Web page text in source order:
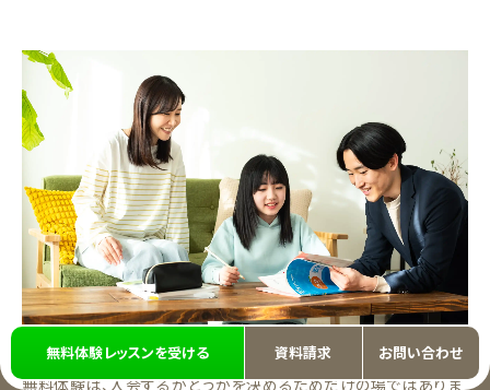
無料体験は、入会するかどうかを決めるためだけの場ではありま
無料体験レッスンを受ける 資料請求 お問い合わせ